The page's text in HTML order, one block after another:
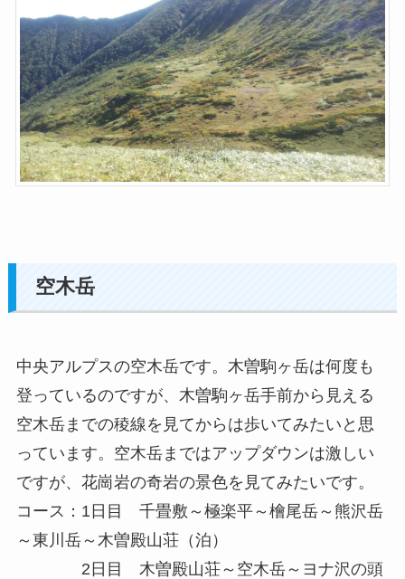
空木岳
中央アルプスの空木岳です。木曽駒ヶ岳は何度も
登っているのですが、木曽駒ヶ岳手前から見える
空木岳までの稜線を見てからは歩いてみたいと思
っています。空木岳まではアップダウンは激しい
ですが、花崗岩の奇岩の景色を見てみたいです。
コース：1日目 千畳敷～極楽平～檜尾岳～熊沢岳
～東川岳～木曽殿山荘（泊）
2日目 木曽殿山荘～空木岳～ヨナ沢の頭